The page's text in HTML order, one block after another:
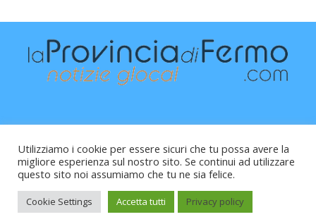
Raffaele Vitali - via Leopardi 10 - 61121 Pesaro (PU) -
Cod.Fisc VTLRFL77B02L500Y - Testata giornalistica, aut.
Trib.Fermo n.04/2010 del 05/08/2010
Utilizziamo i cookie per essere sicuri che tu possa avere la
migliore esperienza sul nostro sito. Se continui ad utilizzare
questo sito noi assumiamo che tu ne sia felice.
Cookie Settings Accetta tutti Privacy policy